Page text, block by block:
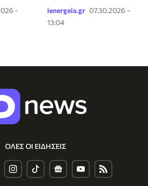
-
ienergeia.gr 07.30.2026 -
13:04
ΟΛΕΣ ΟΙ ΕΙΔΗΣΕΙΣ